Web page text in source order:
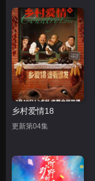
乡村爱情18
更新第04集